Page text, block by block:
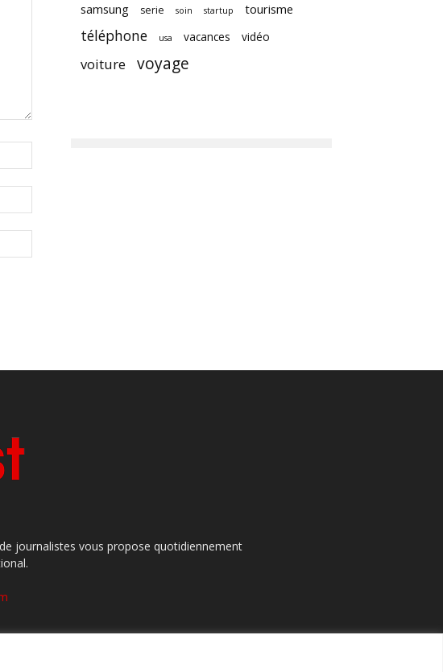
samsung serie soin startup tourisme
téléphone usa vacances vidéo
voiture voyage
journalistes vous propose quotidiennement